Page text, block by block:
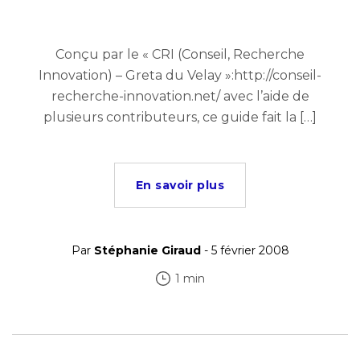
Conçu par le « CRI (Conseil, Recherche
Innovation) – Greta du Velay »:http://conseil-
recherche-innovation.net/ avec l’aide de
plusieurs contributeurs, ce guide fait la […]
En savoir plus
Par Stéphanie Giraud- 5 février 2008
1 min